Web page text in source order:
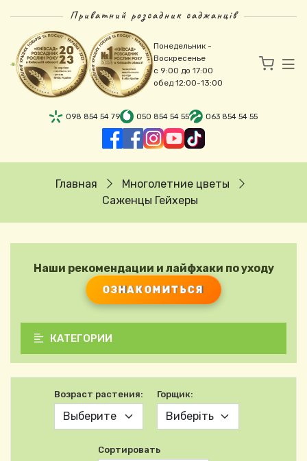
Приватний розсадник саджанців
Понедельник -
Воскресенье
с 9:00 до 17:00
обед 12:00-13:00
098 854 54 79 050 854 54 55 063 854 54 55
Строка навигации
Главная
Многолетние цветы
Саженцы Гейхеры
Наши рекомендации и лайфхаки по уходу
ОЗНАКОМИТЬСЯ
КАТЕГОРИИ
Возраст растения: Горщик:
Сортировать